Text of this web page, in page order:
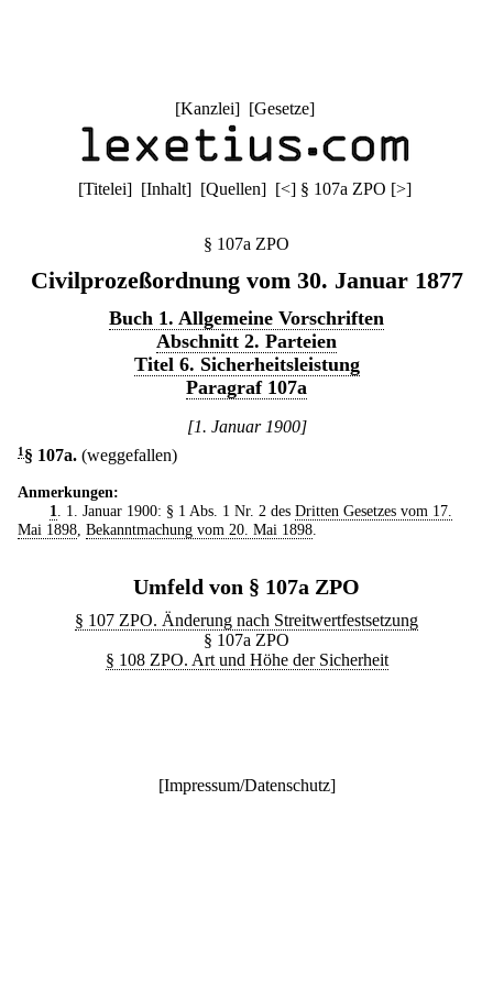
[Kanzlei] [Gesetze]
[Titelei] [Inhalt] [Quellen] [<] § 107a ZPO [>]
§ 107a ZPO
Civilprozeßordnung vom 30. Januar 1877
Buch 1. Allgemeine Vorschriften
Abschnitt 2. Parteien
Titel 6. Sicherheitsleistung
Paragraf 107a
[1. Januar 1900]
1 § 107a. (weggefallen)
Anmerkungen:
1
. 1. Januar 1900: § 1 Abs. 1 Nr. 2 des Dritten Gesetzes vom 17.
Mai 1898 Bekanntmachung vom 20. Mai 1898
Umfeld von § 107a ZPO
§ 107 ZPO. Änderung nach Streitwertfestsetzung
§ 107a ZPO
§ 108 ZPO. Art und Höhe der Sicherheit
[Impressum/Datenschutz]